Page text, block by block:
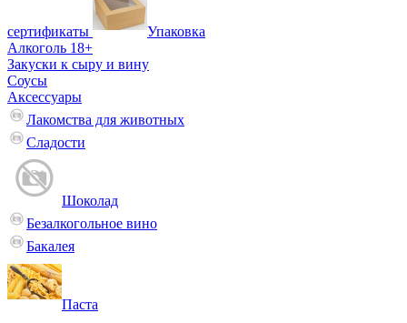
сертификаты
Упаковка
Алкоголь 18+
Закуски к сыру и вину
Соусы
Аксессуары
Лакомства для животных
Сладости
Шоколад
Безалкогольное вино
Бакалея
Паста